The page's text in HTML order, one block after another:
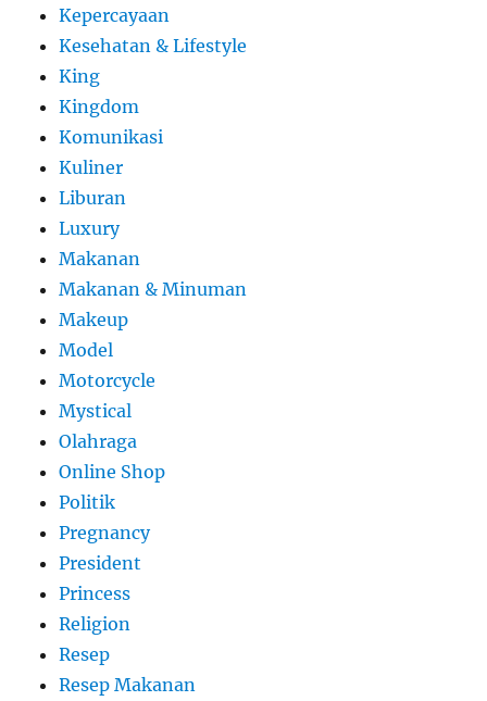
Kepercayaan
Kesehatan & Lifestyle
King
Kingdom
Komunikasi
Kuliner
Liburan
Luxury
Makanan
Makanan & Minuman
Makeup
Model
Motorcycle
Mystical
Olahraga
Online Shop
Politik
Pregnancy
President
Princess
Religion
Resep
Resep Makanan